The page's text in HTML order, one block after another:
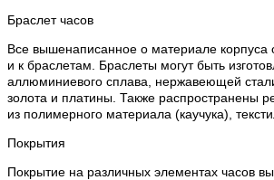
Браслет часов
Все вышенаписанное о материале корпуса
и к браслетам. Браслеты могут быть
аллюминиевого сплава, нержавеющей
золота и платины. Также распространены
из полимерного материала (каучука),
Покрытия
Покрытие на различных элементах часов